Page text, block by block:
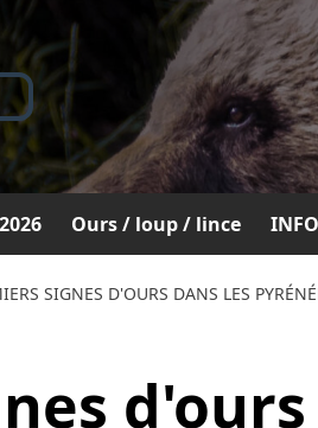
Ours / loup / lince
SIGNES D'OURS DANS LES